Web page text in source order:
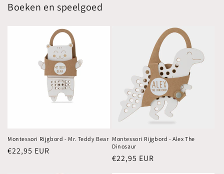
Boeken en speelgoed
Montessori Rijgbord - Mr. Teddy Bear
Normale
€22,95 EUR
Montessori Rijgbord - Alex The
Dinosaur
Normale
€22,95 EUR